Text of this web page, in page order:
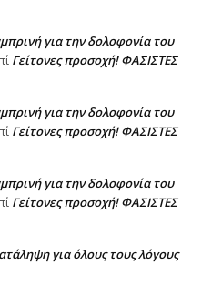
για την δολοφονία του
Γείτονες προσοχή! ΦΑΣΙΣΤΕΣ
για την δολοφονία του
Γείτονες προσοχή! ΦΑΣΙΣΤΕΣ
για την δολοφονία του
Γείτονες προσοχή! ΦΑΣΙΣΤΕΣ
για όλους τους λόγους